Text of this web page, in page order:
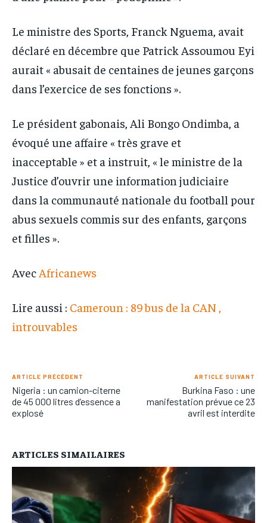
Le ministre des Sports, Franck Nguema, avait
déclaré en décembre que Patrick Assoumou Eyi
aurait « abusait de centaines de jeunes garçons
dans l’exercice de ses fonctions ».
Le président gabonais, Ali Bongo Ondimba, a
évoqué une affaire « très grave et
inacceptable » et a instruit, « le ministre de la
Justice d’ouvrir une information judiciaire
dans la communauté nationale du football pour
abus sexuels commis sur des enfants, garçons
et filles ».
Avec Africanews
Lire aussi : Cameroun : 89 bus de la CAN ,
introuvables
ARTICLE PRÉCÉDENT
Nigeria : un camion-citerne
de 45 000 litres d’essence a
explosé
ARTICLE SUIVANT
Burkina Faso : une
manifestation prévue ce 23
avril est interdite
ARTICLES SIMAILAIRES